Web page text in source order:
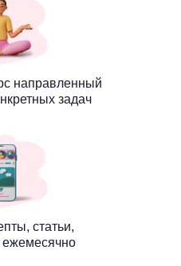
статьи,
ежемесячно
направленный
задач